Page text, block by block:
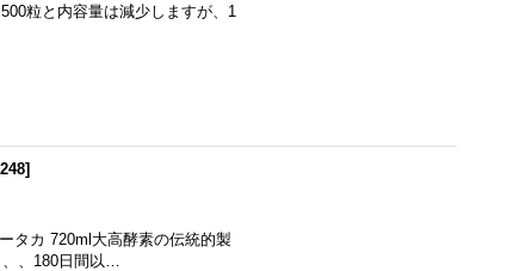
粒と内容量は減少しますが、1
]
タカ 720ml大高酵素の伝統的製
、、180日間以…